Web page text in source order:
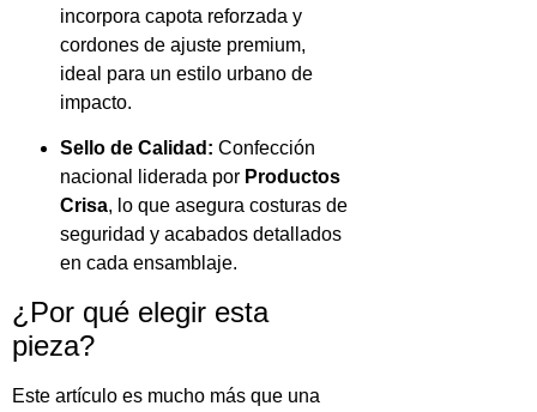
incorpora capota reforzada y
cordones de ajuste premium,
ideal para un estilo urbano de
impacto.
Sello de Calidad: Confección
nacional liderada por Productos
Crisa, lo que asegura costuras de
seguridad y acabados detallados
en cada ensamblaje.
¿Por qué elegir esta
pieza?
Este artículo es mucho más que una